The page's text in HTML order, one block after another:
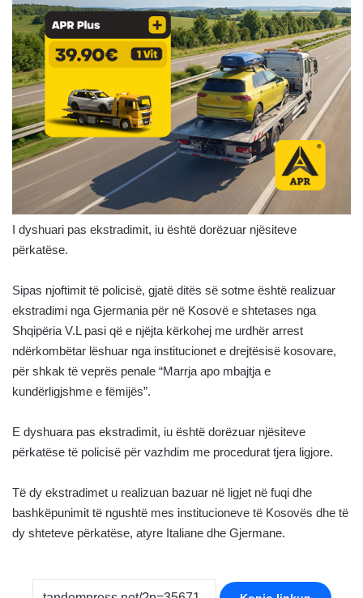
I dyshuari pas ekstradimit, iu është dorëzuar njësiteve
përkatëse.
Sipas njoftimit të policisë, gjatë ditës së sotme është realizuar
ekstradimi nga Gjermania për në Kosovë e shtetases nga
Shqipëria V.L pasi që e njëjta kërkohej me urdhër arrest
ndërkombëtar lëshuar nga institucionet e drejtësisë kosovare,
për shkak të veprës penale “Marrja apo mbajtja e
kundërligjshme e fëmijës”.
E dyshuara pas ekstradimit, iu është dorëzuar njësiteve
përkatëse të policisë për vazhdim me procedurat tjera ligjore.
Të dy ekstradimet u realizuan bazuar në ligjet në fuqi dhe
bashkëpunimit të ngushtë mes institucioneve të Kosovës dhe të
dy shteteve përkatëse, atyre Italiane dhe Gjermane.